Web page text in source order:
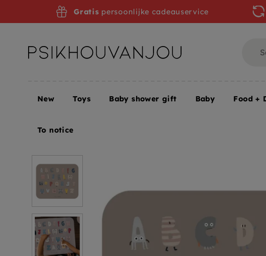
Home Noui Noui placemat XL ABC
Gratis persoonlijke cadeauservice
New Toys Baby shower gift Baby Food +
To notice